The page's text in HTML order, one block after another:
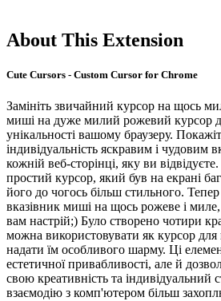
About This Extension
Cute Cursors - Custom Cursor for Chrome
Замініть звичайний курсор на щось
миші на дуже милий рожевий курсор
унікальності вашому браузеру.
індивідуальність яскравим і чудовим
кожній веб-сторінці, яку ви
простий курсор, який був на екрані
його до чогось більш стильного.
вказівник миші на щось рожеве і
вам настрій;) Було створено чотири
можна використовувати як курсор для
надати їм особливого шарму. Ці
естетичної привабливості, але й
свою креативність та індивідуальний
взаємодію з комп'ютером більш